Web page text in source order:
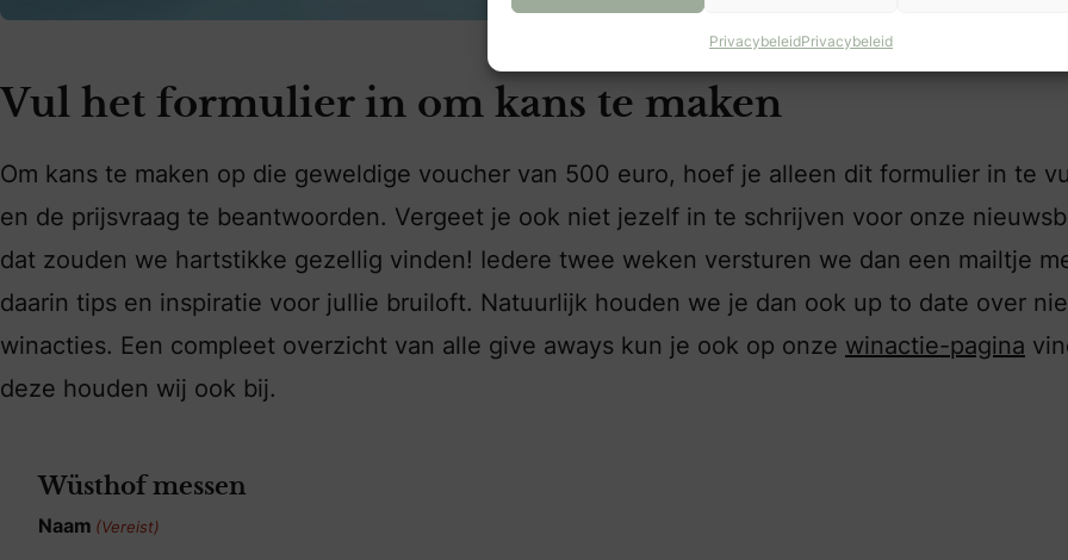
PrivacybeleidPrivacybeleid
Vul het formulier in om kans te maken
Om kans te maken op die geweldige voucher van 500 euro, hoef je alleen dit formulier in te
en de prijsvraag te beantwoorden. Vergeet je ook niet jezelf in te schrijven voor onze
dat zouden we hartstikke gezellig vinden! Iedere twee weken versturen we dan een mailtje
daarin tips en inspiratie voor jullie bruiloft. Natuurlijk houden we je dan ook up to date over
winacties. Een compleet overzicht van alle give aways kun je ook op onze winactie-pagina
deze houden wij ook bij.
Wüsthof messen
Naam (Vereist)